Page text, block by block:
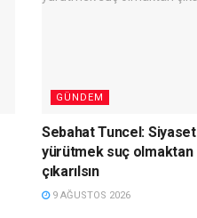
GÜNDEM
Sebahat Tuncel: Siyaset
yürütmek suç olmaktan
çıkarılsın
9 AĞUSTOS 2026